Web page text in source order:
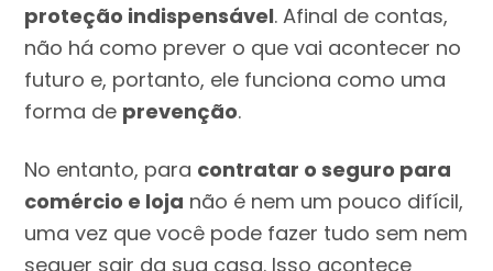
proteção indispensável. Afinal de contas,
não há como prever o que vai acontecer no
futuro e, portanto, ele funciona como uma
forma de prevenção.
No entanto, para contratar o seguro para
comércio e loja não é nem um pouco difícil,
uma vez que você pode fazer tudo sem nem
sequer sair da sua casa. Isso acontece